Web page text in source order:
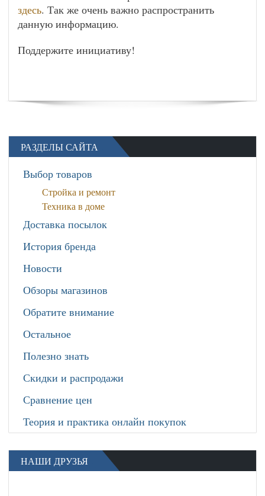
здесь. Так же очень важно распространить
данную информацию.
Поддержите инициативу!
РАЗДЕЛЫ САЙТА
Выбор товаров
Стройка и ремонт
Техника в доме
Доставка посылок
История бренда
Новости
Обзоры магазинов
Обратите внимание
Остальное
Полезно знать
Скидки и распродажи
Сравнение цен
Теория и практика онлайн покупок
НАШИ ДРУЗЬЯ